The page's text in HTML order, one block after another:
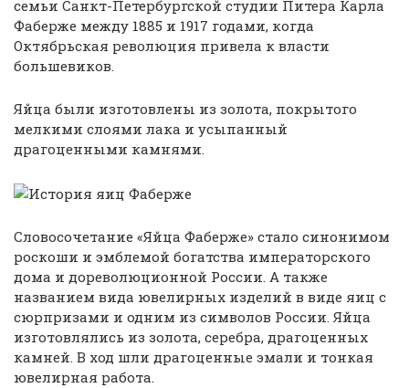
семьи Санкт-Петербургской студии Питера Карла
Фаберже между 1885 и 1917 годами, когда
Октябрьская революция привела к власти
большевиков.
Яйца были изготовлены из золота, покрытого
мелкими слоями лака и усыпанный
драгоценными камнями.
Словосочетание «Яйца Фаберже» стало синонимом
роскоши и эмблемой богатства императорского
дома и дореволюционной России. А также
названием вида ювелирных изделий в виде яиц с
сюрпризами и одним из символов России. Яйца
изготовлялись из золота, серебра, драгоценных
камней. В ход шли драгоценные эмали и тонкая
ювелирная работа.